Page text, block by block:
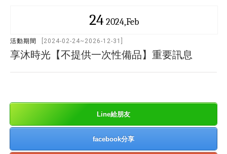
242024,Feb
活動期間 [2024-02-24~2026-12-31]
享沐時光【不提供一次性備品】重要訊息
Line給朋友
facebook分享